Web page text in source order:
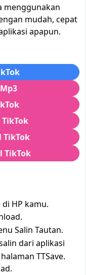
menggunakan
mudah, cepat
apapun.
TikTok
TikTok
HP kamu.
Salin Tautan.
dari aplikasi
TTSave.